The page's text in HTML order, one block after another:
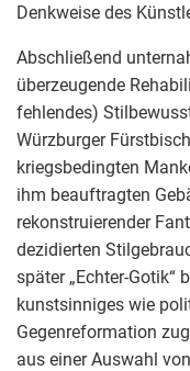
Denkweise des
Abschließend
überzeugende
fehlendes)
Würzburger
kriegsbedingten
ihm beauftragten
rekonstruierender
dezidierten
später „Echter-Gotik“
kunstsinniges wie
Gegenreformation
aus einer Auswahl